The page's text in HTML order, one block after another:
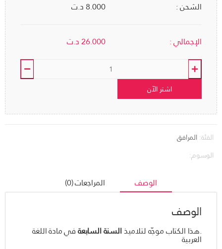
الشحن : 8.000 د.ت
الإجمالي : 26.000د.ت
اشتر الآن
الفئة:المرافق
الوسوم:
الوصف المراجعات (0)
الوصف
.هذا الكتاب موجّه لتلاميذالسنة السابعةفي مادة اللغة
العربية